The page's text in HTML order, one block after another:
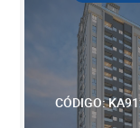
CÓDIGO: